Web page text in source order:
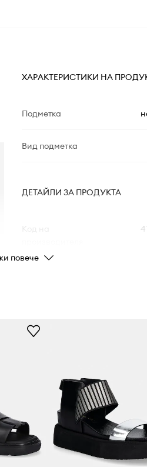
ХАРАКТЕРИСТИКИ НА
Подметка
Вид подметка
ДЕТАЙЛИ ЗА ПРОДУКТА
Производител
повече